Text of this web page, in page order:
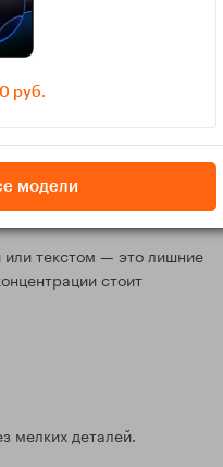
значков или
не утонуть в хаосе.
одновременно
текстом — это лишние
стоит
мелких деталей.
руб.
модели